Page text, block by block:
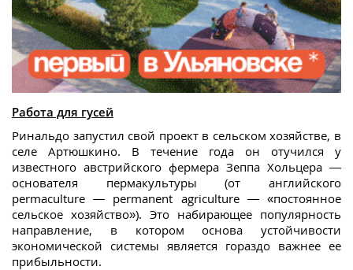
Работа для гусей
Ринальдо запустил свой проект в сельском хозяйстве, в
селе Артюшкино. В течение года он отучился у
известного австрийского фермера Зеппа Хольцера —
основателя пермакультуры (от английского
permaculture — permanent agriculture — «постоянное
сельское хозяйство»). Это набирающее популярность
направление, в котором основа устойчивости
экономической системы является гораздо важнее ее
прибыльности.